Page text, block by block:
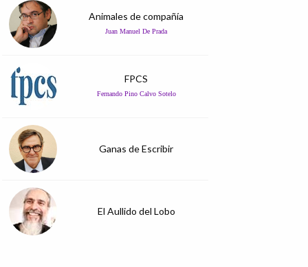
Animales de compañía
Juan Manuel De Prada
FPCS
Fernando Pino Calvo Sotelo
Ganas de Escribir
El Aullido del Lobo